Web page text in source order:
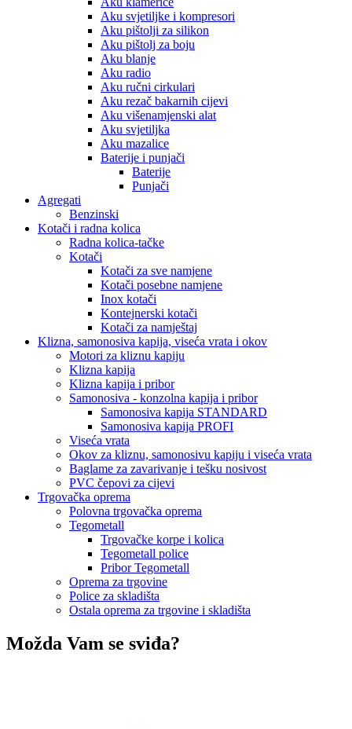
Aku svjetiljke i kompresori
Aku pištolji za silikon
Aku pištolj za boju
Aku blanje
Aku radio
Aku ručni cirkulari
Aku rezač bakarnih cijevi
Aku višenamjenski alat
Aku svjetiljka
Aku mazalice
Baterije i punjači
Baterije
Punjači
Agregati
Benzinski
Kotači i radna kolica
Radna kolica-tačke
Kotači
Kotači za sve namjene
Kotači posebne namjene
Inox kotači
Kontejnerski kotači
Kotači za namještaj
Klizna, samonosiva kapija, viseća vrata i okov
Motori za kliznu kapiju
Klizna kapija
Klizna kapija i pribor
Samonosiva - konzolna kapija i pribor
Samonosiva kapija STANDARD
Samonosiva kapija PROFI
Viseća vrata
Okov za kliznu, samonosivu kapiju i viseća vrata
Baglame za zavarivanje i tešku nosivost
PVC čepovi za cijevi
Trgovačka oprema
Polovna trgovačka oprema
Tegometall
Trgovačke korpe i kolica
Tegometall police
Pribor Tegometall
Oprema za trgovine
Police za skladišta
Ostala oprema za trgovine i skladišta
Možda Vam se sviđa?